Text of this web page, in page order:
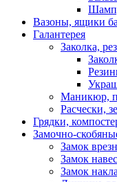
Вазоны, ящики
Галантерея
Заколка,
Маникюр,
Расчески,
Грядки,
Замочно-
Замок
Замок
Замок